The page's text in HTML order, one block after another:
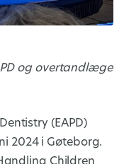
og overtandlæge
(EAPD)
2024 i Gøteborg.
Children